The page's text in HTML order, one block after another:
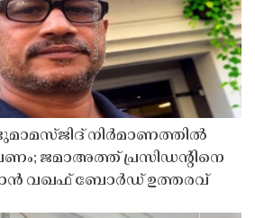
നിർമാണത്തിൽ
ജമാഅത്ത് പ്രസിഡന്റിനെ
വഖഫ് ബോർഡ് ഉത്തരവ്